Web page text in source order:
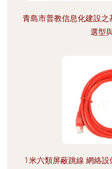
青島市普教信息化建設
選型
1米六類屏蔽跳線 網絡